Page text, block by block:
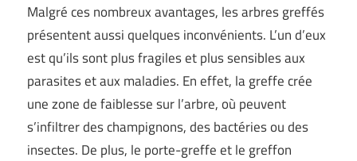
Malgré ces nombreux avantages, les arbres greffés
présentent aussi quelques inconvénients. L’un d’eux
est qu’ils sont plus fragiles et plus sensibles aux
parasites et aux maladies. En effet, la greffe crée
une zone de faiblesse sur l’arbre, où peuvent
s’infiltrer des champignons, des bactéries ou des
insectes. De plus, le porte-greffe et le greffon